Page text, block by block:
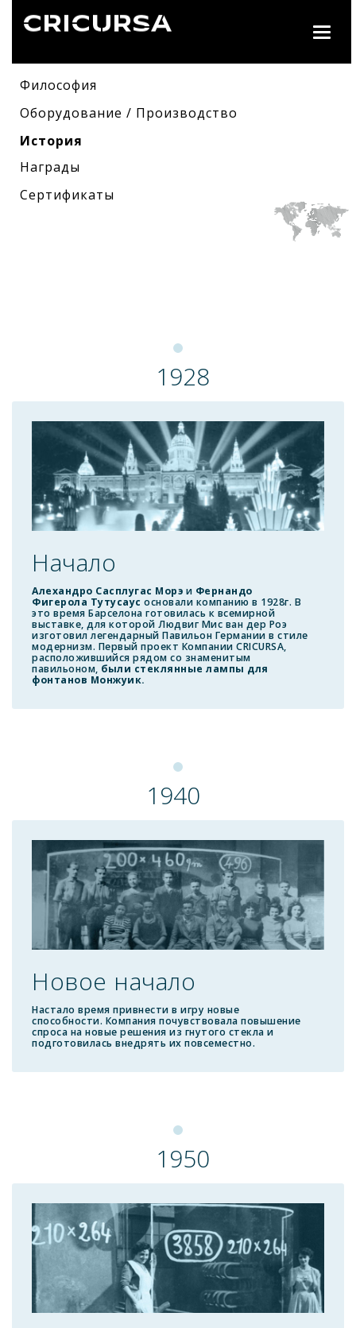
Toggle
Философия
Оборудование / Производство
История
Награды
Сертификаты
1928
Начало
Алехандро Сасплугас Морэ и Фернандо
Фигерола Тутусаус основали компанию в 1928г. В
это время Барселона готовилась к всемирной
выставке, для которой Людвиг Мис ван дер Роэ
изготовил легендарный Павильон Германии в стиле
модернизм. Первый проект Компании CRICURSA,
расположившийся рядом со знаменитым
павильоном, были стеклянные лампы для
фонтанов Монжуик.
1940
Новое начало
Настало время привнести в игру новые
способности. Компания почувствовала повышение
спроса на новые решения из гнутого стекла и
подготовилась внедрять их повсеместно.
1950